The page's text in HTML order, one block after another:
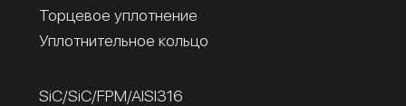
Торцевое уплотнение
Уплотнительное кольцо
SiC/SiC/FPM/AISI316